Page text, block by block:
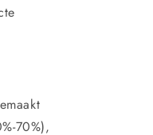
70%),